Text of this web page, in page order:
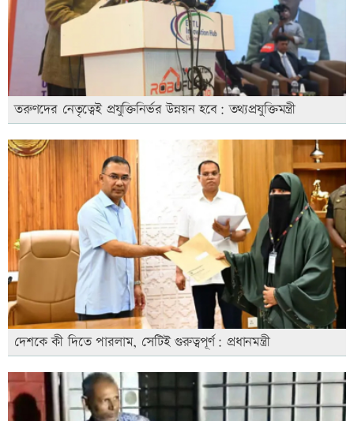
তরুণদের নেতৃত্বেই প্রযুক্তিনির্ভর উন্নয়ন হবে: তথ্যপ্রযুক্তিমন্ত্রী
দেশকে কী দিতে পারলাম, সেটিই গুরুত্বপূর্ণ: প্রধানমন্ত্রী